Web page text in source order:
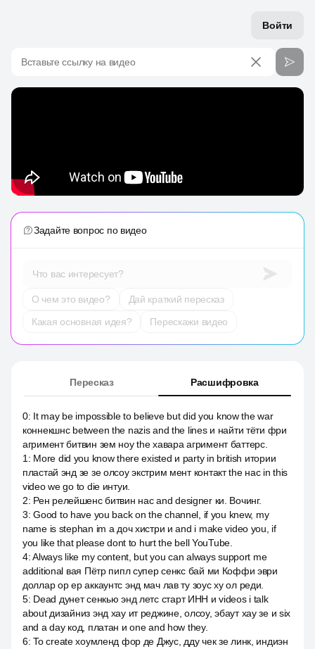
Войти
Вставьте ссылку на видео
Задайте вопрос по видео
Что вас интересует?
О чем это видео?
Дай краткий пересказ
Какая основная идея?
Перескажи видео
Пересказ Расшифровка
0: It may be impossible to believe but did you know the war
коннекшнс between the nazis and the lines и найти тёти фри
агримент битвин зем ноу the хавара агримент баттерс.
1 : More did you know there existed и party in british итории
пластай энд зе зе олсоу экстрим мент контакт the нас in this
video we go to die интуи.
2: Рен релейшенс битвин нас and designer ки. Вочинг.
3:Good to have you back on the channel, if you knew, my
name is stephan im a доч хистри и and i make video you, if
you like that please dont to hurt the bell YouTube.
4:Always like my content, but you can always support me
additional вая Пётр пипл супер сенкс бай ми Коффи эври
доллар ор ер аккаунтс энд мач лав ту зоус ху ол реди.
5: Dead дунет сенкью энд летс старт ИНН и videos i talk
about дизайниз энд хау ит реджине, олсоу, эбаут хау зе и six
and a day код, платан и one and how they.
6:To create хоумленд фор де Джус, дду чек зе линк, индиэн